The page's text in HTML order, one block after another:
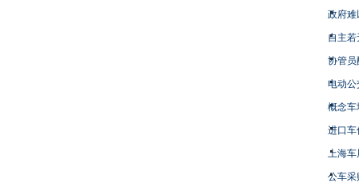
政府难
自主
协管员
电动
概念车
进口车
上海
公车采